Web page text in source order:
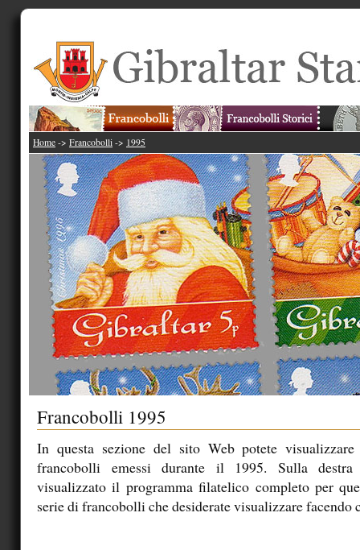
Home -> Francobolli -> 1995
Francobolli 1995
In questa sezione del sito Web potete
francobolli emessi durante il 1995. Sulla
visualizzato il programma filatelico completo per
serie di francobolli che desiderate visualizzare facendo